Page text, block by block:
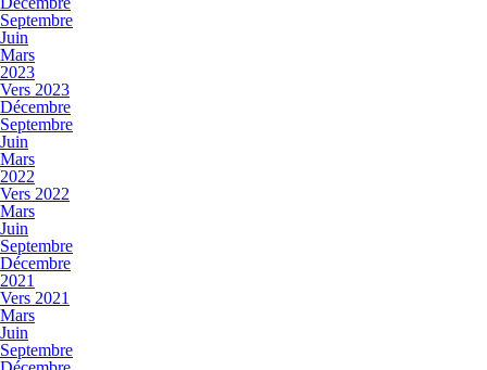
Septembre
Juin
Mars
2023
Vers 2023
Décembre
Septembre
Juin
Mars
2022
Vers 2022
Mars
Juin
Septembre
Décembre
2021
Vers 2021
Mars
Juin
Septembre